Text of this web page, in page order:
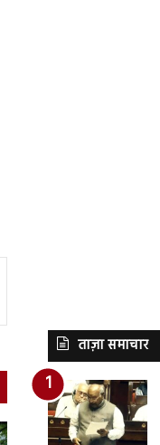
ताज़ा समाचार